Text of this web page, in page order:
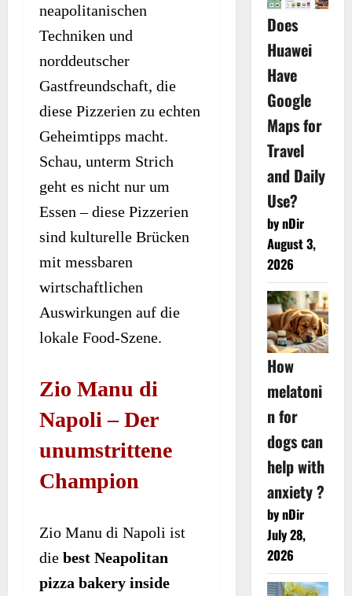
neapolitanischen
Techniken und
norddeutscher
Gastfreundschaft, die
diese Pizzerien zu echten
Geheimtipps macht.
Schau, unterm Strich
geht es nicht nur um
Essen – diese Pizzerien
sind kulturelle Brücken
mit messbaren
wirtschaftlichen
Auswirkungen auf die
lokale Food-Szene.
Zio Manu di
Napoli – Der
unumstrittene
Champion
Zio Manu di Napoli ist
die best Neapolitan
pizza bakery inside
Does
Huawei
Have
Google
Maps for
Travel
and Daily
Use?
by nDir
August 3,
2026
How
melatoni
n for
dogs can
help with
anxiety ?
by nDir
July 28,
2026